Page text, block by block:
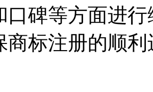
口碑等方面进
商标注册的顺利